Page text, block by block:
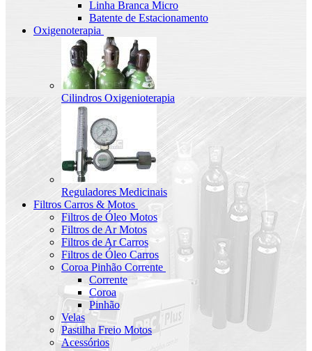
Linha Branca Micro
Batente de Estacionamento
Oxigenoterapia
Cilindros Oxigenioterapia
Reguladores Medicinais
Filtros Carros & Motos
Filtros de Óleo Motos
Filtros de Ar Motos
Filtros de Ar Carros
Filtros de Óleo Carros
Coroa Pinhão Corrente
Corrente
Coroa
Pinhão
Velas
Pastilha Freio Motos
Acessórios